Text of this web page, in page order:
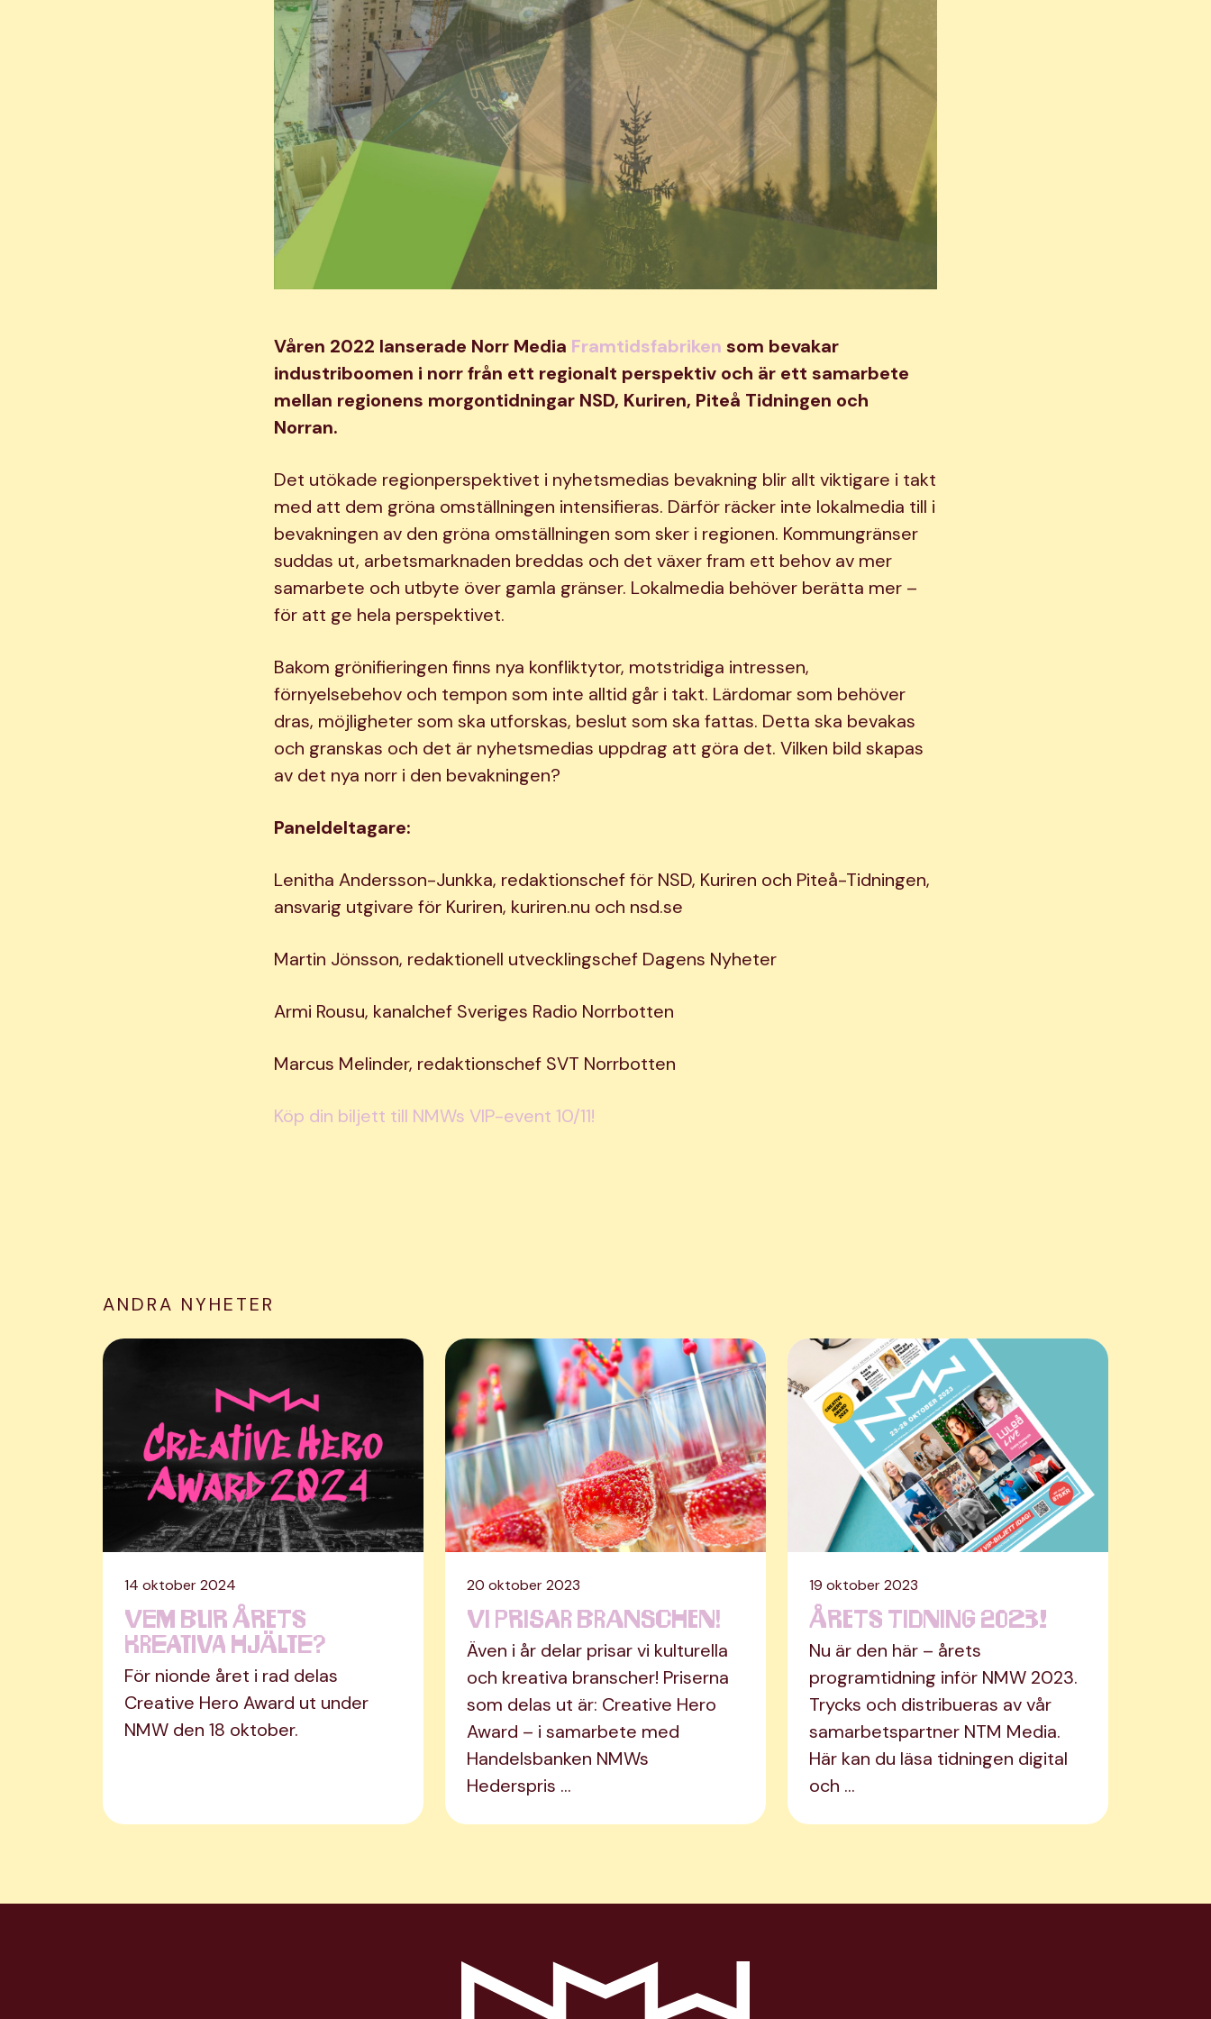
Våren 2022 lanserade Norr Media Framtidsfabriken som bevakar
industriboomen i norr från ett regionalt perspektiv och är ett samarbete
mellan regionens morgontidningar NSD, Kuriren, Piteå Tidningen och
Norran.
Det utökade regionperspektivet i nyhetsmedias bevakning blir allt viktigare i takt
med att dem gröna omställningen intensifieras. Därför räcker inte lokalmedia till i
bevakningen av den gröna omställningen som sker i regionen. Kommungränser
suddas ut, arbetsmarknaden breddas och det växer fram ett behov av mer
samarbete och utbyte över gamla gränser. Lokalmedia behöver berätta mer –
för att ge hela perspektivet.
Bakom grönifieringen finns nya konfliktytor, motstridiga intressen,
förnyelsebehov och tempon som inte alltid går i takt. Lärdomar som behöver
dras, möjligheter som ska utforskas, beslut som ska fattas. Detta ska bevakas
och granskas och det är nyhetsmedias uppdrag att göra det. Vilken bild skapas
av det nya norr i den bevakningen?
Paneldeltagare:
Lenitha Andersson-Junkka, redaktionschef för NSD, Kuriren och Piteå-Tidningen,
ansvarig utgivare för Kuriren, kuriren.nu och nsd.se
Martin Jönsson, redaktionell utvecklingschef Dagens Nyheter
Armi Rousu, kanalchef Sveriges Radio Norrbotten
Marcus Melinder, redaktionschef SVT Norrbotten
Köp din biljett till NMWs VIP-event 10/11!
ANDRA NYHETER
14 oktober 2024
Vem blir årets
kreativa hjälte?
För nionde året i rad delas
Creative Hero Award ut under
NMW den 18 oktober.
20 oktober 2023
Vi prisar branschen!
Även i år delar prisar vi kulturella
och kreativa branscher! Priserna
som delas ut är: Creative Hero
Award – i samarbete med
Handelsbanken NMWs
Hederspris …
19 oktober 2023
Årets tidning 2023!
Nu är den här – årets
programtidning inför NMW 2023.
Trycks och distribueras av vår
samarbetspartner NTM Media.
Här kan du läsa tidningen digital
och …